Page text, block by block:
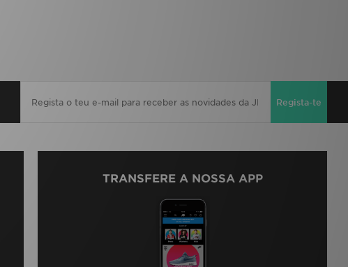
Regista-te
TRANSFERE A NOSSA APP